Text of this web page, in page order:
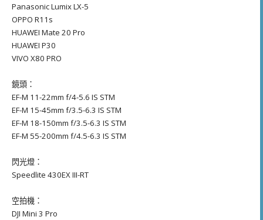
Panasonic Lumix LX-5
OPPO R11s
HUAWEI Mate 20 Pro
HUAWEI P30
VIVO X80 PRO
鏡頭：
EF-M 11-22mm f/4-5.6 IS STM
EF-M 15-45mm f/3.5-6.3 IS STM
EF-M 18-150mm f/3.5-6.3 IS STM
EF-M 55-200mm f/4.5-6.3 IS STM
閃光燈：
Speedlite 430EX III-RT
空拍機：
DJI Mini 3 Pro